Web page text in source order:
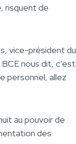
risquent de
vice-président du
nous dit, c’est
personnel, allez
au pouvoir de
des